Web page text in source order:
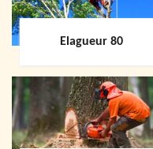
Elagueur 80